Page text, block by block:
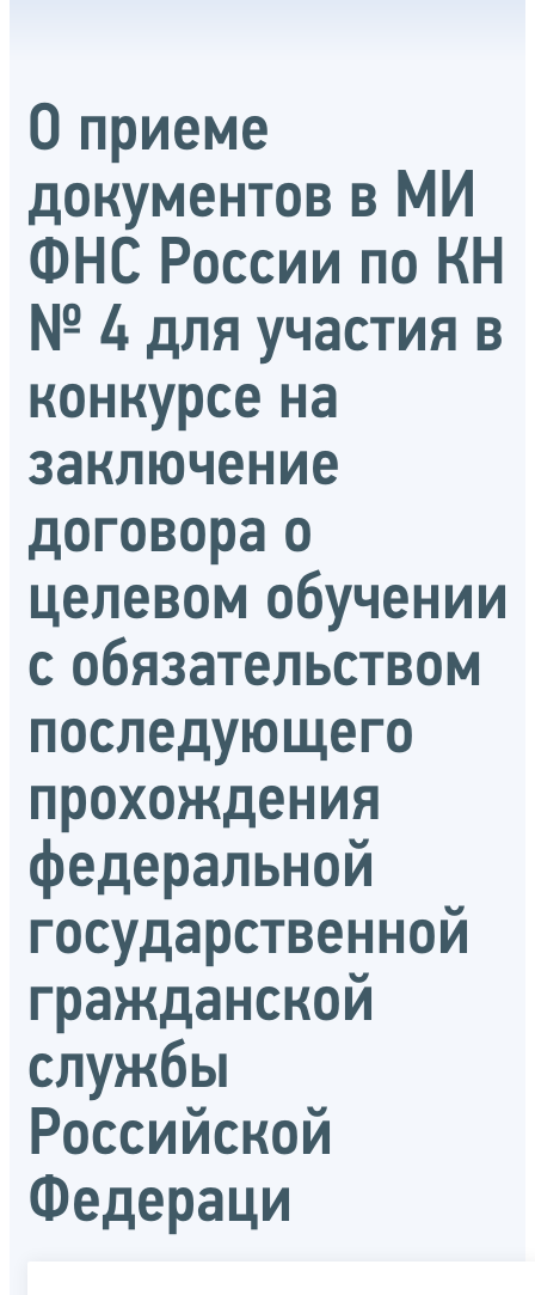
О приеме
документов в МИ
ФНС России по КН
№ 4 для участия в
конкурсе на
заключение
договора о
целевом обучении
с обязательством
последующего
прохождения
федеральной
государственной
гражданской
службы
Российской
Федераци